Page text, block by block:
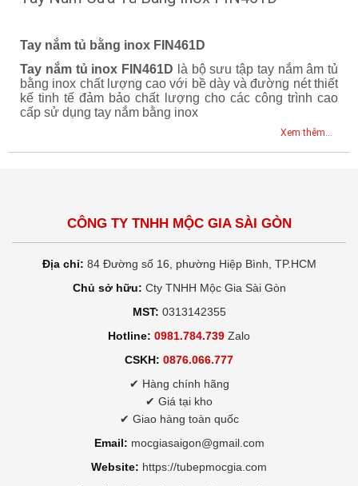
Tay nắm tủ bằng inox FIN461D
Tay nắm tủ inox FIN461D là bộ sưu tập tay nắm âm tủ
bằng inox chất lượng cao với bề dày và đường nét thiết
kế tinh tế đảm bảo chất lượng cho các công trình cao
cấp sử dụng tay nắm bằng inox
Xem thêm...
CÔNG TY TNHH MỘC GIA SÀI GÒN
Địa chỉ: 84 Đường số 16, phường Hiệp Bình, TP.HCM
Chủ sở hữu: Cty TNHH Mộc Gia Sài Gòn
MST: 0313142355
Hotline: 0981.784.739 Zalo
CSKH: 0876.066.777
✔ Hàng chính hãng
✔ Giá tại kho
✔ Giao hàng toàn quốc
Email: mocgiasaigon@gmail.com
Website: https://tubepmocgia.com